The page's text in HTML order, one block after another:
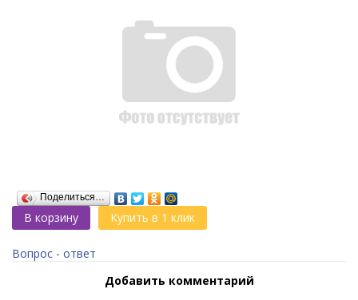
Поделиться…
В корзину Купить в 1 клик
Вопрос - ответ
Добавить комментарий